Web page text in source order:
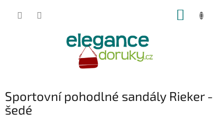
Sportovní pohodlné sandály Rieker -
šedé